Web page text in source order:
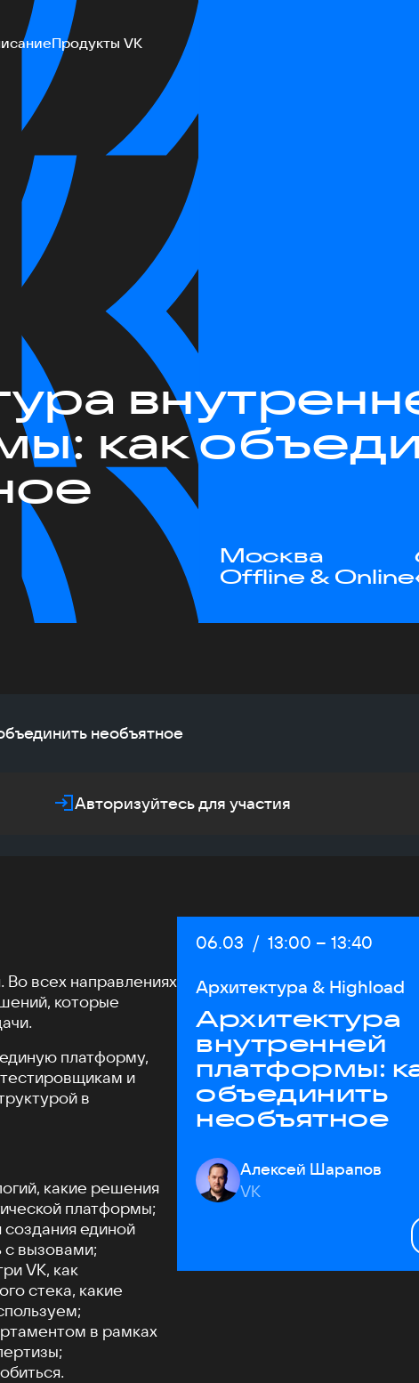
Продукты VK
как
Москва
Offline & Online
необъятное
Авторизуйтесь для участия
Во всех направлениях
которые
платформу,
и
в
какие решения
платформы;
единой
с вызовами;
VK, как
стека, какие
в рамках
Дата:
06.03 / Начало:
13:00 – Конец:
13:40
Архитектура & Highload
Архитектура
внутренней
платформы:
объединить
необъятное
Алексей Шарапов
VK